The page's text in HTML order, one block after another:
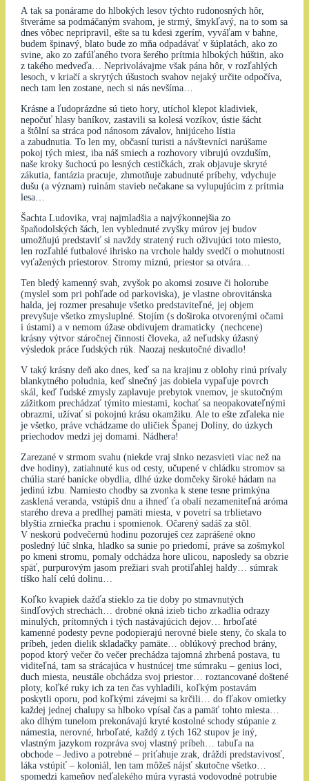
A tak sa ponárame do hlbokých lesov týchto rudonosných hôr,
štveráme sa podmáčaným svahom, je strmý, šmykľavý, na to som sa
dnes vôbec nepripravil, ešte sa tu kdesi zgerím, vyváľam v bahne,
budem špinavý, blato bude zo mňa odpadávať v šúplatách, ako zo
svine, ako zo zafúľaného tvora šerého prítmia hlbokých húštin, ako
z takého medveďa… Neprivolávajme však pána hôr, v rozľahlých
lesoch, v kriačí a skrytých úšustoch svahov nejaký určite odpočíva,
nech tam len zostane, nech si nás nevšíma…
Krásne a ľudoprázdne sú tieto hory, utíchol klepot kladiviek,
nepočuť hlasy baníkov, zastavili sa kolesá vozíkov, ústie šácht
a štôlní sa stráca pod nánosom závalov, hnijúceho lístia
a zabudnutia. To len my, občasní turisti a návštevníci narúšame
pokoj tých miest, iba náš smiech a rozhovory vibrujú ovzduším,
naše kroky šuchocú po lesných cestičkách, zrak objavuje skryté
zákutia, fantázia pracuje, zhmotňuje zabudnuté príbehy, vdychuje
dušu (a význam) ruinám stavieb nečakane sa vylupujúcim z prítmia
lesa…
Šachta Ludovika, vraj najmladšia a najvýkonnejšia zo
špaňodolských šách, len vyblednuté zvyšky múrov jej budov
umožňujú predstaviť si navždy stratený ruch oživujúci toto miesto,
len rozľahlé futbalové ihrisko na vrchole haldy svedčí o mohutnosti
vyťažených priestorov. Stromy miznú, priestor sa otvára…
Ten bledý kamenný svah, zvyšok po akomsi zosuve či holorube
(myslel som pri pohľade od parkoviska), je vlastne obrovitánska
halda, jej rozmer presahuje všetko predstaviteľné, jej objem
prevyšuje všetko zmysluplné. Stojím (s doširoka otvorenými očami
i ústami) a v nemom úžase obdivujem dramaticky (nechcene)
krásny výtvor stáročnej činnosti človeka, až neľudsky úžasný
výsledok práce ľudských rúk. Naozaj neskutočné divadlo!
V taký krásny deň ako dnes, keď sa na krajinu z oblohy rinú prívaly
blankytného poludnia, keď slnečný jas dobiela vypaľuje povrch
skál, keď ľudské zmysly zaplavuje prebytok vnemov, je skutočným
zážitkom prechádzať týmito miestami, kochať sa neopakovateľnými
obrazmi, užívať si pokojnú krásu okamžiku. Ale to ešte zďaleka nie
je všetko, práve vchádzame do uličiek Španej Doliny, do úzkych
priechodov medzi jej domami. Nádhera!
Zarezané v strmom svahu (niekde vraj slnko nezasvieti viac než na
dve hodiny), zatiahnuté kus od cesty, učupené v chládku stromov sa
chúlia staré banícke obydlia, dlhé úzke domčeky široké hádam na
jedinú izbu. Namiesto chodby sa zvonka k stene tesne primkýna
zasklená veranda, vstúpiš dnu a ihneď ťa obalí nezameniteľná aróma
starého dreva a predlhej pamäti miesta, v povetrí sa trblietavo
blyštia zrniečka prachu i spomienok. Očarený sadáš za stôl.
V neskorú podvečernú hodinu pozoruješ cez zaprášené okno
posledný lúč slnka, hladko sa sunie po priedomí, práve sa zošmykol
po kmeni stromu, pomaly odchádza hore ulicou, naposledy sa obzrie
späť, purpurovým jasom prežiari svah protiľahlej haldy… súmrak
tíško halí celú dolinu…
Koľko kvapiek dažďa stieklo za tie doby po stmavnutých
šindľových strechách… drobné okná izieb ticho zrkadlia odrazy
minulých, prítomných i tých nastávajúcich dejov… hrboľaté
kamenné podesty pevne podopierajú nerovné biele steny, čo skala to
príbeh, jeden dielik skladačky pamäte… oblúkový prechod brány,
popod ktorý večer čo večer prechádza tajomná zhrbená postava, tu
viditeľná, tam sa strácajúca v hustnúcej tme súmraku – genius loci,
duch miesta, neustále obchádza svoj priestor… roztancované doštené
ploty, koľké ruky ich za ten čas vyhladili, koľkým postavám
poskytli oporu, pod koľkými závejmi sa krčili… do fľakov omietky
každej jednej chalupy sa hlboko vpísal čas a pamäť tohto miesta…
ako dlhým tunelom prekonávajú kryté kostolné schody stúpanie z
námestia, nerovné, hrboľaté, každý z tých 162 stupov je iný,
vlastným jazykom rozpráva svoj vlastný príbeh… tabuľa na
obchode – Jedivo a potrebné – priťahuje zrak, dráždi predstavivosť,
láka vstúpiť – koloniál, len tam môžeš nájsť skutočne všetko…
spomedzi kameňov neďalekého múra vyrastá vodovodné potrubie